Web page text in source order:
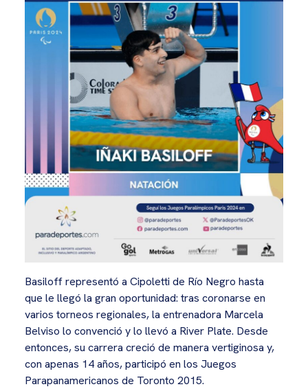
Basiloff representó a Cipoletti de Río Negro hasta
que le llegó la gran oportunidad: tras coronarse en
varios torneos regionales, la entrenadora Marcela
Belviso lo convenció y lo llevó a River Plate. Desde
entonces, su carrera creció de manera vertiginosa y,
con apenas 14 años, participó en los Juegos
Parapanamericanos de Toronto 2015.